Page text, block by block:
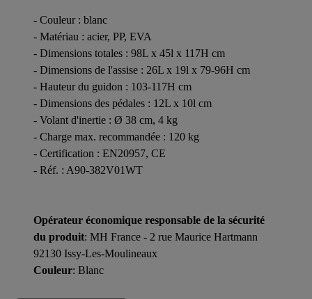
- Couleur : blanc
- Matériau : acier, PP, EVA
- Dimensions totales : 98L x 45l x 117H cm
- Dimensions de l'assise : 26L x 19l x 79-96H cm
- Hauteur du guidon : 103-117H cm
- Dimensions des pédales : 12L x 10l cm
- Volant d'inertie : Ø 38 cm, 4 kg
- Charge max. recommandée : 120 kg
- Certification : EN20957, CE
- Réf. : A90-382V01WT
Opérateur économique responsable de la sécurité
du produit: MH France - 2 rue Maurice Hartmann
92130 Issy-Les-Moulineaux
Couleur: Blanc